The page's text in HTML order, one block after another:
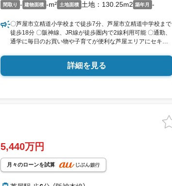
間取り - 建物面積 -m² 土地面積 土地：130.25m2 築年月 -
〇芦屋市立精道小学校まで徒歩7分、芦屋市立精道中学校まで
徒歩18分 〇阪神線、JR線が徒歩圏内で2線利用可能 〇通勤、
通学に毎日のお買い物や子育てが便利な芦屋エリアにセキス
性能住宅をご提案致します。詳細を見る
5,440万円
月々のローンを試算